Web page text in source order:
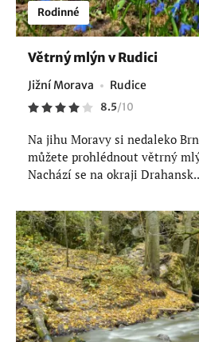
Rodinné
Větrný mlýn v Rudici
Jižní Morava Rudice
8.5/10
Na jihu Moravy si nedaleko
můžete prohlédnout větrný
Nachází se na okraji